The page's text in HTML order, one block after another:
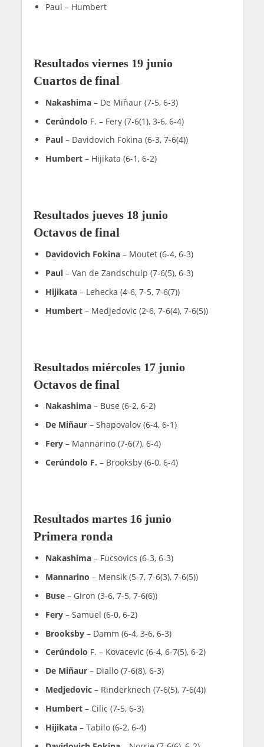
Paul – Humbert
Resultados viernes 19 junio
Cuartos de final
Nakashima– De Miñaur (7-5, 6-3)
Cerúndolo F. – Fery (7-6(1), 3-6, 6-4)
Paul– Davidovich Fokina (6-3, 7-6(4))
Humbert– Hijikata (6-1, 6-2)
Resultados jueves 18 junio
Octavos de final
Davidovich Fokina – Moutet (6-4, 6-3)
Paul– Van de Zandschulp (7-6(5), 6-3)
Hijikata– Lehecka (4-6, 7-5, 7-6(7))
Humbert– Medjedovic (2-6, 7-6(4), 7-6(5))
Resultados miércoles 17 junio
Octavos de final
Nakashima– Buse (6-2, 6-2)
De Miñaur– Shapovalov (6-4, 6-1)
Fery– Mannarino (7-6(7), 6-4)
Cerúndolo F. – Brooksby (6-0, 6-4)
Resultados martes 16 junio
Primera ronda
Nakashima– Fucsovics (6-3, 6-3)
Mannarino – Mensik (5-7, 7-6(3), 7-6(5))
Buse– Giron (3-6, 7-5, 7-6(6))
Fery– Samuel (6-0, 6-2)
Brooksby– Damm (6-4, 3-6, 6-3)
Cerúndolo F. – Kovacevic (6-4, 6-7(5), 6-2)
De Miñaur– Diallo (7-6(8), 6-3)
Medjedovic– Rinderknech (7-6(5), 7-6(4))
Humbert– Cilic (7-5, 6-3)
Hijikata– Tabilo (6-2, 6-4)